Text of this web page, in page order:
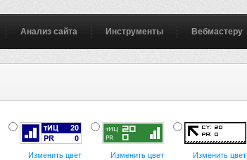
Анализ сайта Инструменты Вебмастеру
Изменить цвет Изменить цвет Изменить цвет